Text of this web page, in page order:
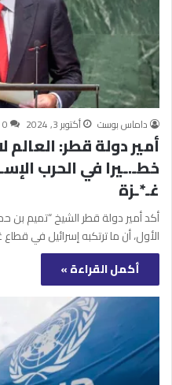
داماس بوست أكتوبر 3, 2024 0
أمير دولة قطر:
خطـ.ـيرا في الحرب
غـ*ـزة
الأول، أن ما ترتكبه إسرائيل في
أكمل القراءة »